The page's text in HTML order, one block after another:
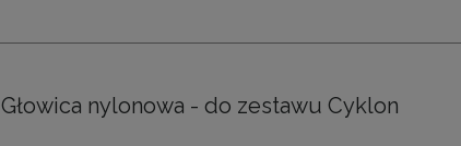
Głowica nylonowa - do zestawu Cyklon